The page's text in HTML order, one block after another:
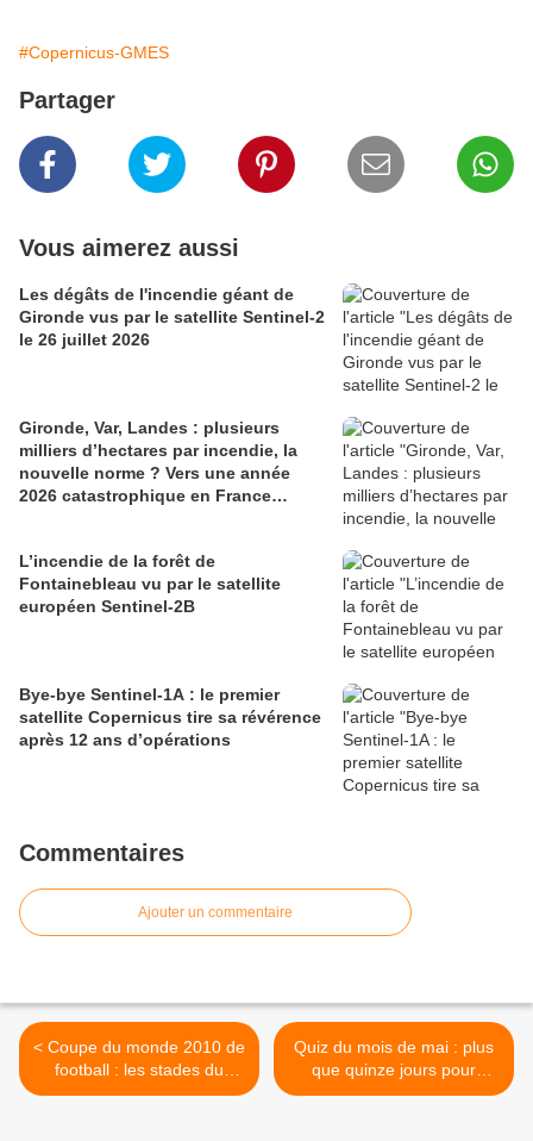
#Copernicus-GMES
Partager
Vous aimerez aussi
Les dégâts de l'incendie géant de
Gironde vus par le satellite Sentinel-2
le 26 juillet 2026
Gironde, Var, Landes : plusieurs
milliers d’hectares par incendie, la
nouvelle norme ? Vers une année
2026 catastrophique en France…
L’incendie de la forêt de
Fontainebleau vu par le satellite
européen Sentinel-2B
Bye-bye Sentinel-1A : le premier
satellite Copernicus tire sa révérence
après 12 ans d’opérations
Commentaires
Ajouter un commentaire
< Coupe du monde 2010 de
football : les stades du
Mondial sud-africain vus
Quiz du mois de mai : plus
que quinze jours pour
identifier l'image satellite